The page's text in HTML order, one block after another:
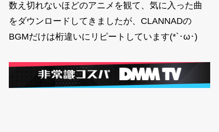
数え切れないほどのアニメを観て、気に入った曲
をダウンロードしてきましたが、CLANNADの
BGMだけは桁違いにリピートしています(*`･ω･)ゞ